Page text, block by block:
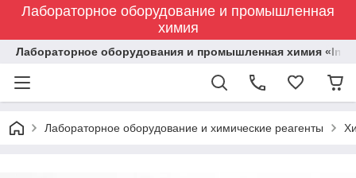
Лабораторное оборудование и промышленная
химия
Лабораторное оборудования и промышленная химия
Лабораторное оборудование и химические реагенты